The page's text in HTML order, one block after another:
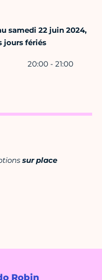
Robin
samedi 22 juin 2024,
jours fériés
20:00 - 21:00
sur place